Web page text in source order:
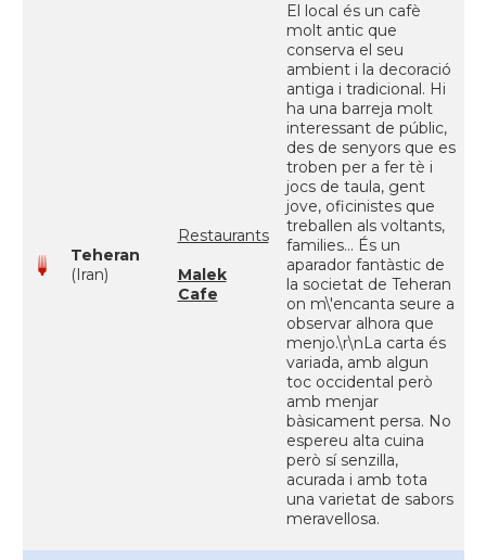
Teheran
(Iran)
Restaurants
Malek
Cafe
El local és un cafè
molt antic que
conserva el seu
ambient i la decoració
antiga i tradicional. Hi
ha una barreja molt
interessant de públic,
des de senyors que es
troben per a fer tè i
jocs de taula, gent
jove, oficinistes que
treballen als voltants,
families... És un
aparador fantàstic de
la societat de Teheran
on m\'encanta seure a
observar alhora que
menjo.\r\nLa carta és
variada, amb algun
toc occidental però
amb menjar
bàsicament persa. No
espereu alta cuina
però sí senzilla,
acurada i amb tota
una varietat de sabors
meravellosa.